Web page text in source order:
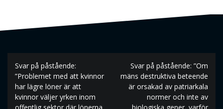
Inläggsnavigering
Svar på påstående:
”Problemet med att kvinnor
har lägre löner är att
kvinnor väljer yrken inom
offentlig sektor där lönerna
Svar på påstående: ”Om
mäns destruktiva beteende
är orsakad av patriarkala
normer och inte av
biologiska gener, varför